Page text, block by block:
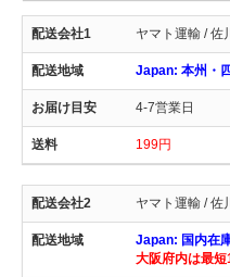
ヤマト運輸 / 佐
Japan: 本州・
4-7営業日
199円
ヤマト運輸 / 佐
Japan: 国内在
大阪府内は最